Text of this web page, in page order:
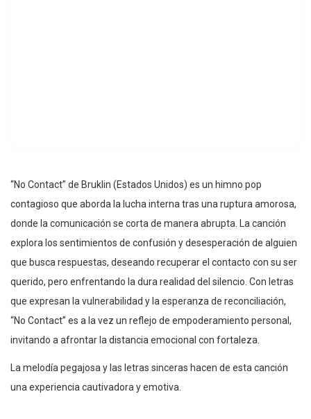
“No Contact” de Bruklin (Estados Unidos) es un himno pop
contagioso que aborda la lucha interna tras una ruptura amorosa,
donde la comunicación se corta de manera abrupta. La canción
explora los sentimientos de confusión y desesperación de alguien
que busca respuestas, deseando recuperar el contacto con su ser
querido, pero enfrentando la dura realidad del silencio. Con letras
que expresan la vulnerabilidad y la esperanza de reconciliación,
“No Contact” es a la vez un reflejo de empoderamiento personal,
invitando a afrontar la distancia emocional con fortaleza.
La melodía pegajosa y las letras sinceras hacen de esta canción
una experiencia cautivadora y emotiva.